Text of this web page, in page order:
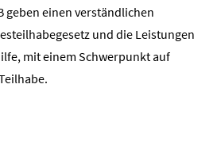
geben einen verständlichen
und die Leistungen
mit einem Schwerpunkt auf